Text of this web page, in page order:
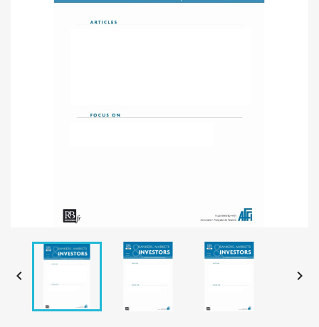
 